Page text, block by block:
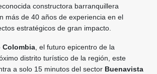
constructora barranquillera
más de 40 años de experiencia en el
estratégicos de gran impacto.
Colombia , el futuro epicentro de la
distrito turístico de la región, este
a solo 15 minutos del sector Buenavista